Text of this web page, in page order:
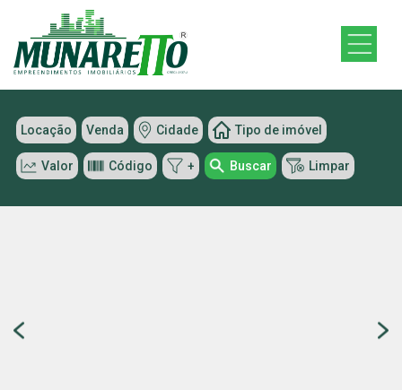
Locação Venda Cidade Tipo de imóvel
Valor Código + Buscar Limpar